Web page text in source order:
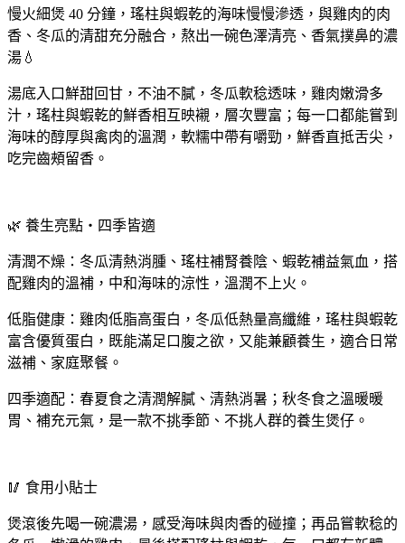
慢火細煲 40 分鐘，瑤柱與蝦乾的海味慢慢滲透，與雞肉的肉
香、冬瓜的清甜充分融合，熬出一碗色澤清亮、香氣撲鼻的濃
湯💧
湯底入口鮮甜回甘，不油不膩，冬瓜軟稔透味，雞肉嫩滑多
汁，瑤柱與蝦乾的鮮香相互映襯，層次豐富；每一口都能嘗到
海味的醇厚與禽肉的溫潤，軟糯中帶有嚼勁，鮮香直抵舌尖，
吃完齒頰留香。
🌿 養生亮點・四季皆適
清潤不燥：冬瓜清熱消腫、瑤柱補腎養陰、蝦乾補益氣血，搭
配雞肉的溫補，中和海味的涼性，溫潤不上火。
低脂健康：雞肉低脂高蛋白，冬瓜低熱量高纖維，瑤柱與蝦乾
富含優質蛋白，既能滿足口腹之欲，又能兼顧養生，適合日常
滋補、家庭聚餐。
四季適配：春夏食之清潤解膩、清熱消暑；秋冬食之溫暖暖
胃、補充元氣，是一款不挑季節、不挑人群的養生煲仔。
🥢 食用小貼士
煲滾後先喝一碗濃湯，感受海味與肉香的碰撞；再品嘗軟稔的